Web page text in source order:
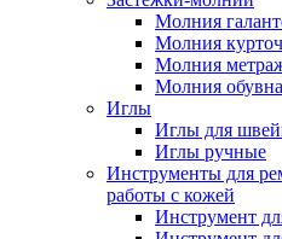
Молния
Молния
Молния
Молния
Иглы
Иглы для
Иглы ручные
Инструменты для
работы с кожей
Инструмент